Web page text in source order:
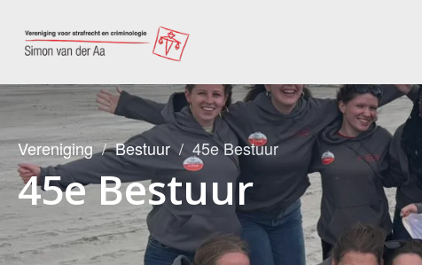
Vereniging Bestuur 45e Bestuur
45e Bestuur